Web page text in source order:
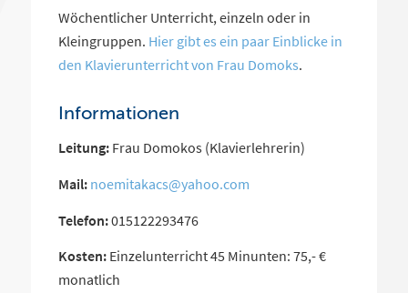
Wöchentlicher Unterricht, einzeln oder in
Kleingruppen. Hier gibt es ein paar Einblicke in
den Klavierunterricht von Frau Domoks.
Informationen
Leitung:Frau Domokos (Klavierlehrerin)
Mail: noemitakacs@yahoo.com
Telefon:015122293476
Kosten: Einzelunterricht 45 Minunten: 75,- €
monatlich